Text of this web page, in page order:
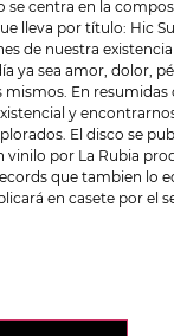
se centra en la
lleva por título: Hic
de nuestra
ya sea amor, dolor,
En resumidas
y
El disco se
vinilo por La Rubia
que tambien lo
en casete por el